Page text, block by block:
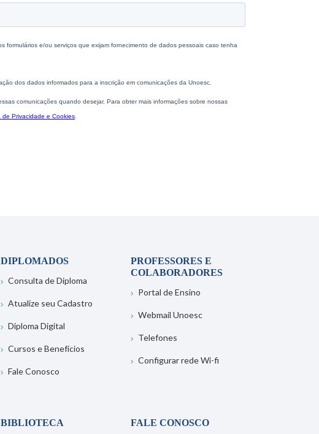
DIPLOMADOS
Consulta de Diploma
Atualize seu Cadastro
Diploma Digital
Cursos e Benefícios
Fale Conosco
PROFESSORES E
COLABORADORES
Portal de Ensino
Webmail Unoesc
Telefones
Configurar rede Wi-fi
BIBLIOTECA
FALE CONOSCO